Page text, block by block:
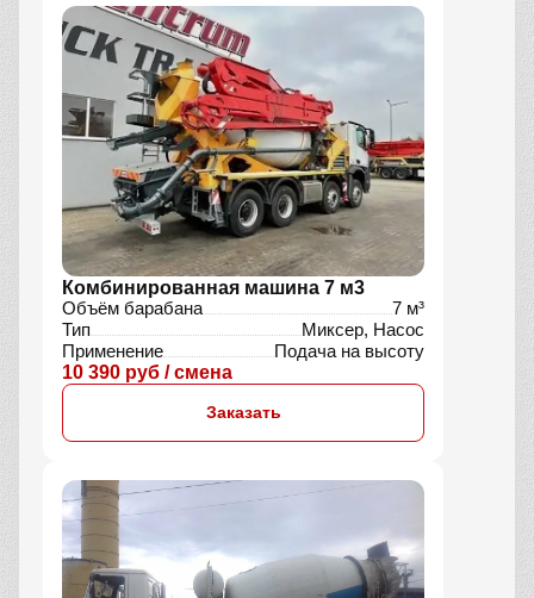
Комбинированная машина 7 м3
Объём барабана
7 м³
Тип
Миксер, Насос
Применение
Подача на высоту
10 390 руб / смена
Заказать